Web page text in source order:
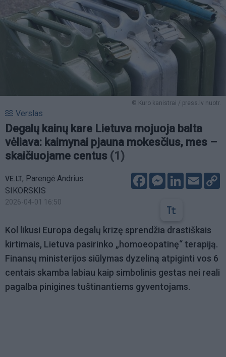
© Kuro kanistrai / press.lv nuotr.
Verslas
Degalų kainų kare Lietuva mojuoja balta
vėliava: kaimynai pjauna mokesčius, mes –
skaičiuojame centus (1)
VE.LT, Parengė Andrius
SIKORSKIS
2026-04-01 16:50
FacebookMessenger
LinkedIn
Email
Kol likusi Europa degalų krizę sprendžia drastiškais
kirtimais, Lietuva pasirinko „homoeopatinę“ terapiją.
Finansų ministerijos siūlymas dyzeliną atpiginti vos 6
centais skamba labiau kaip simbolinis gestas nei reali
pagalba pinigines tuštinantiems gyventojams.